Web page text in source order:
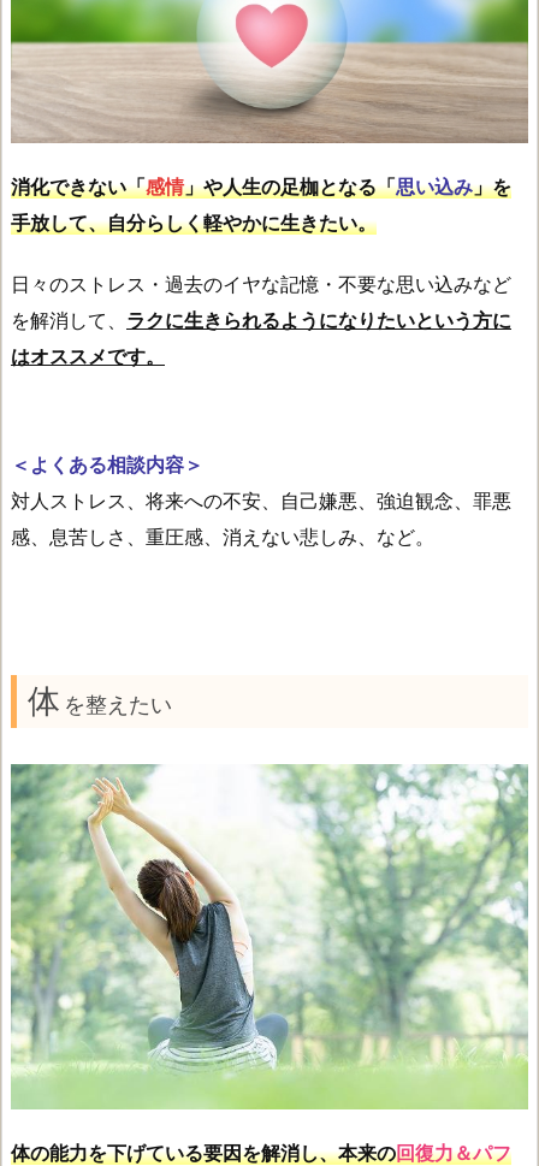
消化できない「感情」や人生の足枷となる「思い込み」を
手放して、自分らしく軽やかに生きたい。
日々のストレス・過去のイヤな記憶・不要な思い込みなど
を解消して、 ラクに生きられるようになりたいという方に
はオススメです。
＜よくある相談内容＞
対人ストレス、将来への不安、自己嫌悪、強迫観念、罪悪
感、息苦しさ、重圧感、消えない悲しみ、など。
体 を整えたい
体の能力を下げている要因を解消し、本来の回復力＆パフ